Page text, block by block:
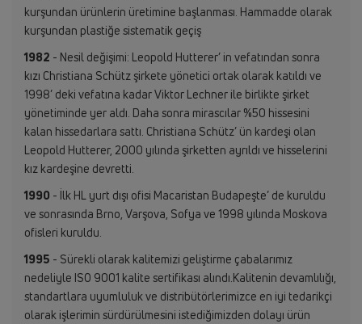
kurşundan ürünlerin üretimine başlanması. Hammadde olarak
kurşundan plastiğe sistematik geçiş
1982 - Nesil değişimi: Leopold Hutterer’ in vefatından sonra
kızı Christiana Schütz şirkete yönetici ortak olarak katıldı ve
1998’ deki vefatına kadar Viktor Lechner ile birlikte şirket
yönetiminde yer aldı. Daha sonra mirascılar %50 hissesini
kalan hissedarlara sattı. Christiana Schütz’ ün kardeşi olan
Leopold Hutterer, 2000 yılında şirketten ayrıldı ve hisselerini
kız kardeşine devretti.
1990 - İlk HL yurt dışı ofisi Macaristan Budapeşte’ de kuruldu
ve sonrasında Brno, Varşova, Sofya ve 1998 yılında Moskova
ofisleri kuruldu.
1995 - Sürekli olarak kalitemizi geliştirme çabalarımız
nedeliyle ISO 9001 kalite sertifikası alındı.Kalitenin devamlılığı,
standartlara uyumluluk ve distribütörlerimizce en iyi tedarikçi
olarak işlerimin sürdürülmesini istediğimizden dolayı ürün